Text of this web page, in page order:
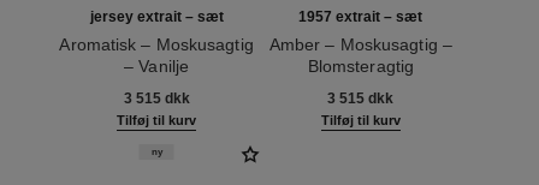
jersey extrait – sæt
Aromatisk – Moskusagtig
– Vanilje
3 515 dkk
Tilføj til kurv
1957 extrait – sæt
Amber – Moskusagtig –
Blomsteragtig
3 515 dkk
Tilføj til kurv
ny